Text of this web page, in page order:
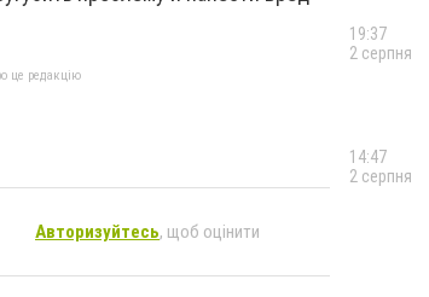
це редакцію
Авторизуйтесь, щоб оцінити
19:37
2 серпня
14:47
2 серпня